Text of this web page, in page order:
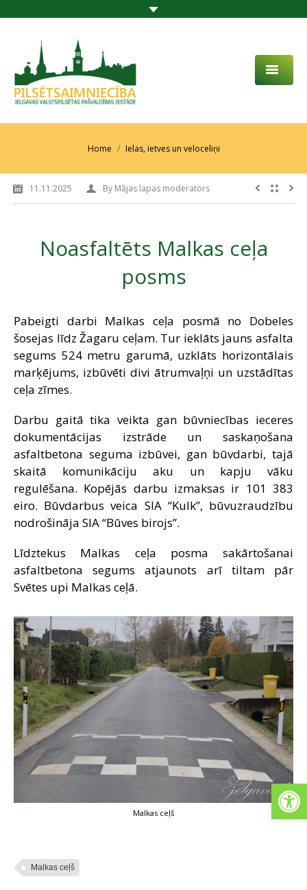
PAR MUMS
KONTAKTI
SAZIŅA
You are here:Home Ielas, ietves un veloceliņi
11.11.2025 By Mājas lapas moderators
Noasfaltēts Malkas ceļa
posms
Pabeigti darbi Malkas ceļa posmā no Dobeles
šosejas līdz Žagaru ceļam. Tur ieklāts jauns asfalta
segums 524 metru garumā, uzklāts horizontālais
marķējums, izbūvēti divi ātrumvaļņi un uzstādītas
ceļa zīmes.
Darbu gaitā tika veikta gan būvniecības ieceres
dokumentācijas izstrāde un saskaņošana
asfaltbetona seguma izbūvei, gan būvdarbi, tajā
skaitā komunikāciju aku un kapju vāku
regulēšana. Kopējās darbu izmaksas ir 101 383
eiro. Būvdarbus veica SIA “Kulk”, būvuzraudzību
nodrošināja SIA “Būves birojs”.
Līdztekus Malkas ceļa posma sakārtošanai
asfaltbetona segums atjaunots arī tiltam pār
Svētes upi Malkas ceļā.
Malkas ceļš
Malkas ceļš